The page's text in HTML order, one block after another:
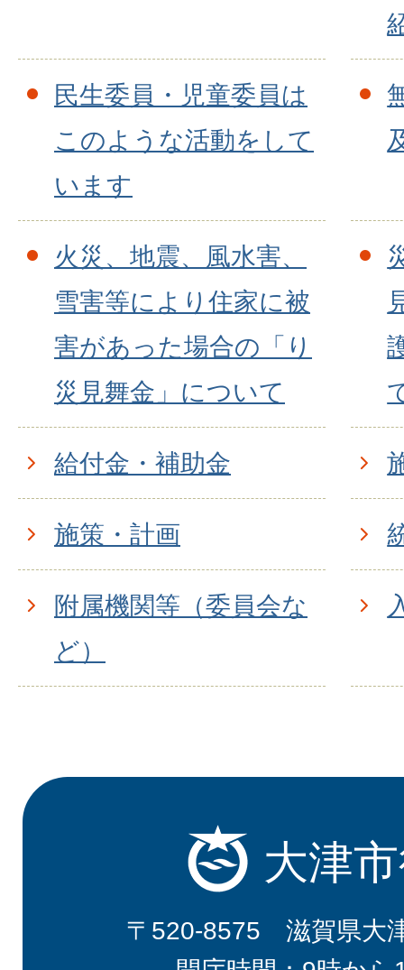
民生委員・児童委員は
このような活動をして
います
火災、地震、風水害、
雪害等により住家に被
害があった場合の「り
災見舞金」について
給付金・補助金
施策・計画
附属機関等（委員会な
ど）
大津
〒520-8575 滋賀県大